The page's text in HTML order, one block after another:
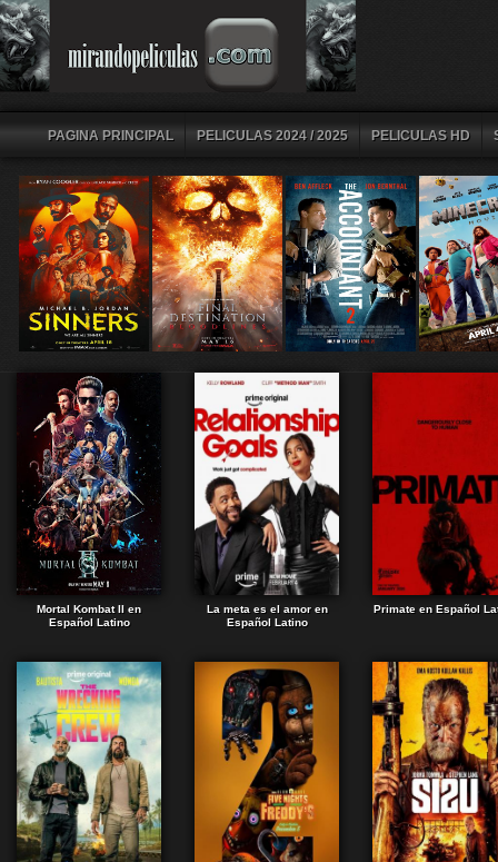
PAGINA PRINCIPAL PELICULAS 2024 / 2025 PELICULAS HD
Mortal Kombat II en
Español Latino
La meta es el amor en
Español Latino
Primate en Español